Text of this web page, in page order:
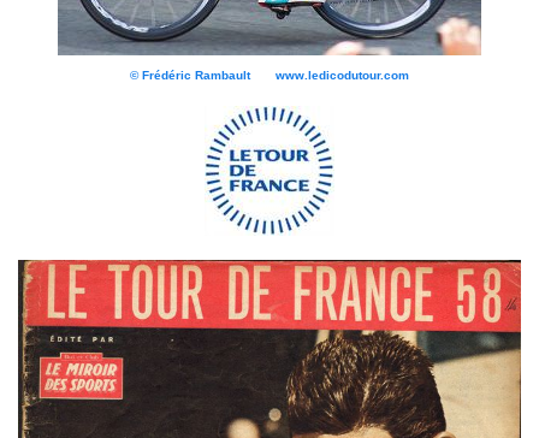
© Frédéric Rambault www.ledicodutour.com